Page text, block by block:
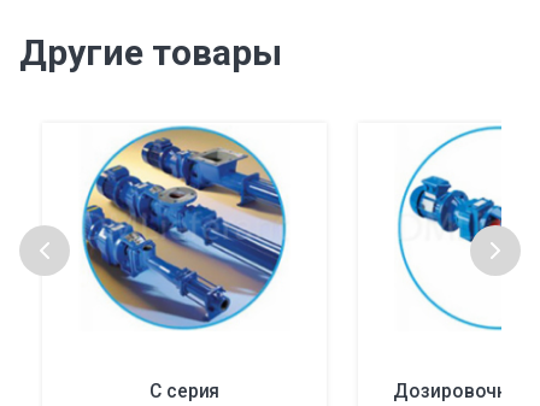
Другие товары
С серия Дозировочные